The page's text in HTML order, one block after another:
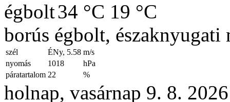
34 °C 19 °C
borús égbolt, északnyugati
szél ÉNy, 5.58 m/s
nyomás
1018
hPa
páratartalom 22 %
holnap, vasárnap 9. 8. 2026